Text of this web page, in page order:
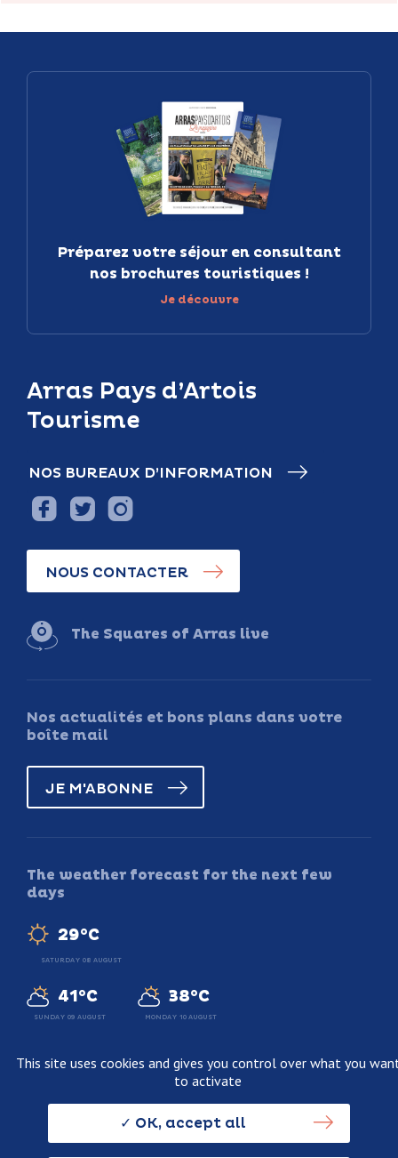
Arras Pays d’Artois
Tourisme
NOS BUREAUX D’INFORMATION
NOUS CONTACTER
The Squares of Arras live
Nos actualités et bons plans dans votre
boîte mail
JE M'ABONNE
The weather forecast for the next few
days
29°C
SATURDAY 08 AUGUST
41°C
SUNDAY 09 AUGUST
38°C
MONDAY 10 AUGUST
Préparez votre séjour en consultant
nos brochures touristiques !
Je découvre
Personnal data usage policy
This site uses cookies and gives you control over what you
to activate
OK, accept all